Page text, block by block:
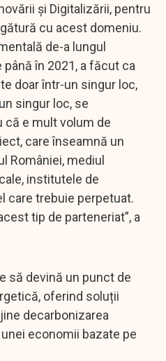
şi Digitalizării, pentru
cu acest domeniu.
de-a lungul
în 2021, a făcut ca
doar într-un singur loc,
singur loc, se
că e mult volum de
care înseamnă un
României, mediul
institutele de
care trebuie perpetuat.
tip de parteneriat”, a
să devină un punct de
oferind soluții
decarbonizarea
economii bazate pe